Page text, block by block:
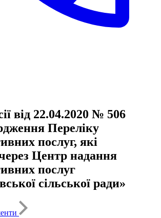
від 22.04.2020 № 506
Переліку
послуг, які
Центр надання
послуг
сільської ради»